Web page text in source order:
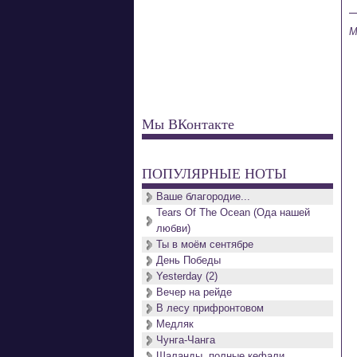
Мы ВКонтакте
ПОПУЛЯРНЫЕ НОТЫ
Ваше благородие...
Tears Of The Ocean (Ода нашей
любви)
Ты в моём сентябре
День Победы
Yesterday (2)
Вечер на рейде
В лесу прифронтовом
Медляк
Чунга-Чанга